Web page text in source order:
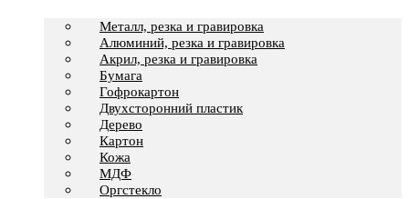
Металл, резка и гравировка
Алюминий, резка и гравировка
Акрил, резка и гравировка
Бумага
Гофрокартон
Двухсторонний пластик
Дерево
Картон
Кожа
МДФ
Оргстекло